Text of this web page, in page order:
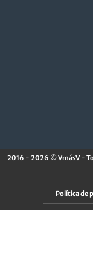
2016 - 2026 © VmásV -
Política de